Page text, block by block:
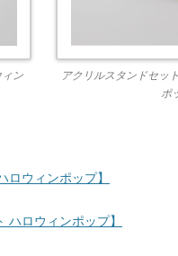
ン
アクリルスタンドセッ
ポ
ロウィンポップ】
ハロウィンポップ】